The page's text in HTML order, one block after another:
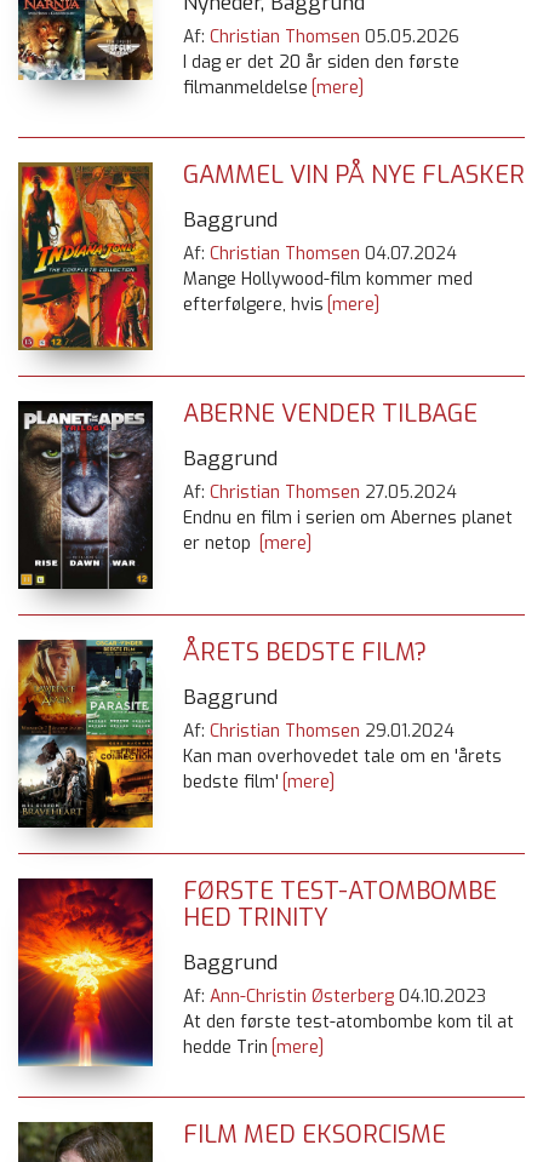
Af: Christian Thomsen 05.05.2026
I dag er det 20 år siden den første
filmanmeldelse [mere]
GAMMEL VIN PÅ NYE FLASKER
Baggrund
Af: Christian Thomsen 04.07.2024
Mange Hollywood-film kommer med
efterfølgere, hvis [mere]
ABERNE VENDER TILBAGE
Baggrund
Af: Christian Thomsen 27.05.2024
Endnu en film i serien om Abernes planet
er netop [mere]
ÅRETS BEDSTE FILM?
Baggrund
Af: Christian Thomsen 29.01.2024
Kan man overhovedet tale om en 'årets
bedste film' [mere]
FØRSTE TEST-ATOMBOMBE
HED TRINITY
Baggrund
Af: Ann-Christin Østerberg 04.10.2023
At den første test-atombombe kom til at
hedde Trin [mere]
FILM MED EKSORCISME